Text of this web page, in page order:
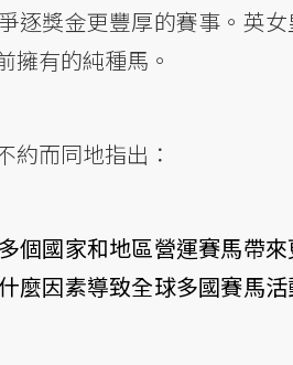
逐獎金更豐厚的賽事。英
擁有的純種馬。
約而同地指出：
個國家和地區營運賽馬帶
麼因素導致全球多國賽馬